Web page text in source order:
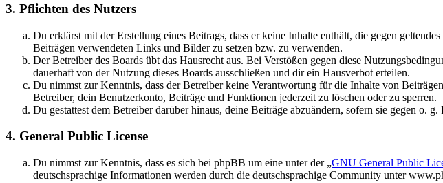
3. Pflichten des Nutzers
Du erklärst mit der Erstellung eines Beitrags, dass er keine Inhalte enthält, die gegen
Beiträgen verwendeten Links und Bilder zu setzen bzw. zu verwenden.
Der Betreiber des Boards übt das Hausrecht aus. Bei Verstößen gegen diese
dauerhaft von der Nutzung dieses Boards ausschließen und dir ein Hausverbot erteilen.
Du nimmst zur Kenntnis, dass der Betreiber keine Verantwortung für die Inhalte von
Betreiber, dein Benutzerkonto, Beiträge und Funktionen jederzeit zu löschen oder zu sperren.
Du gestattest dem Betreiber darüber hinaus, deine Beiträge abzuändern, sofern sie gegen o.
4. General Public License
Du nimmst zur Kenntnis, dass es sich bei phpBB um eine unter der „GNU General Public
deutschsprachige Informationen werden durch die deutschsprachige Community unter